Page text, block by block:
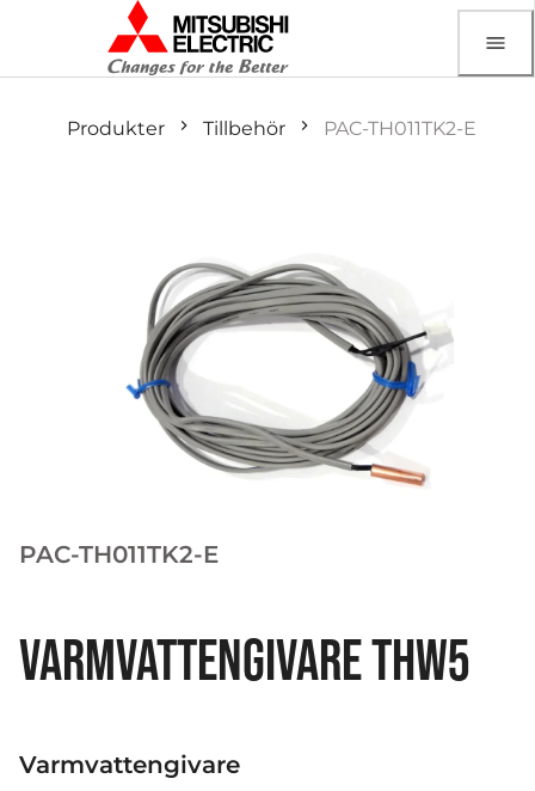
Produkter Tillbehör PAC-TH011TK2-E
PAC-TH011TK2-E
VARMVATTENGIVARE THW5
Varmvattengivare